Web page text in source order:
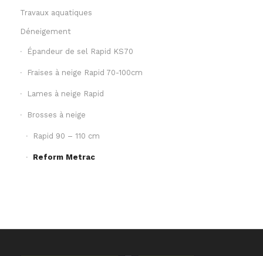
Travaux aquatiques
Déneigement
Épandeur de sel Rapid KS70
Fraises à neige Rapid 70-100cm
Lames à neige Rapid
Brosses à neige
Rapid 90 – 110 cm
Reform Metrac